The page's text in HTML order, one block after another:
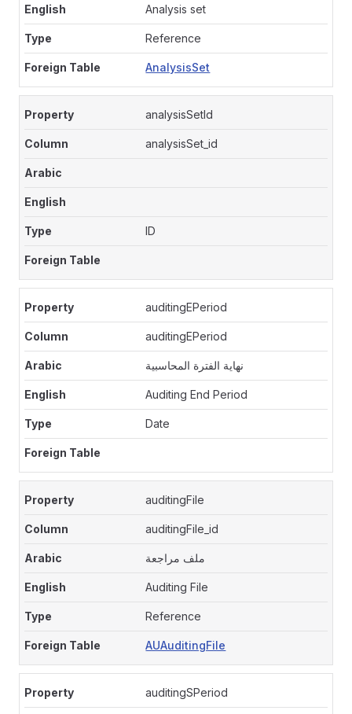
Analysis set
Reference
AnalysisSet
analysisSetId
analysisSet_id
ID
auditingEPeriod
auditingEPeriod
نهاية الفترة المحاسبية
Auditing End Period
Date
auditingFile
auditingFile_id
ملف مراجعة
Auditing File
Reference
AUAuditingFile
auditingSPeriod